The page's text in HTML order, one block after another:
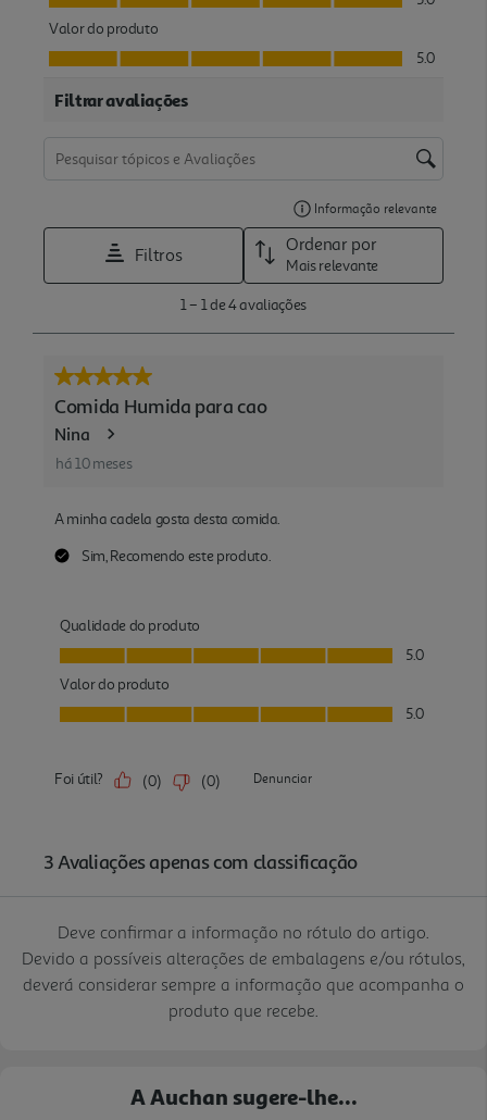
Deve confirmar a informação no rótulo do artigo.
Devido a possíveis alterações de embalagens e/ou rótulos,
deverá considerar sempre a informação que acompanha o
produto que recebe.
A Auchan sugere-lhe...